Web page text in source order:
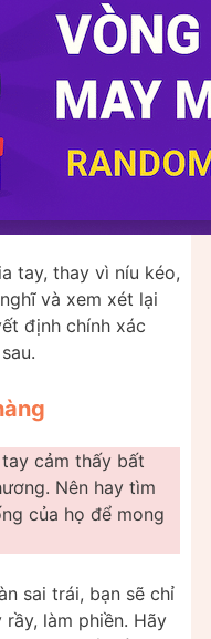
tay, thay vì níu kéo,
và xem xét lại
định chính xác
cảm thấy bất
Nên hay tìm
của họ để mong
sai trái, bạn sẽ chỉ
làm phiền. Hãy